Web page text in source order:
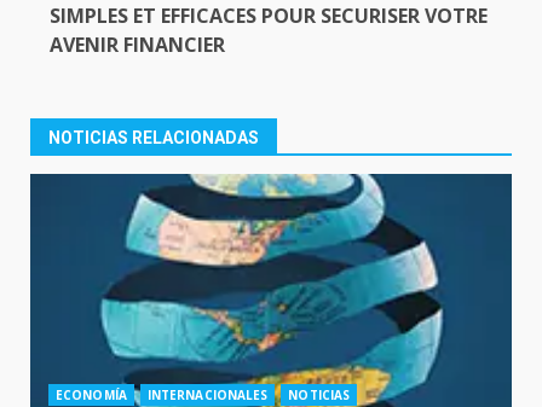
SIMPLES ET EFFICACES POUR SECURISER VOTRE
AVENIR FINANCIER
NOTICIAS RELACIONADAS
ECONOMÍA INTERNACIONALES
NOTICIAS